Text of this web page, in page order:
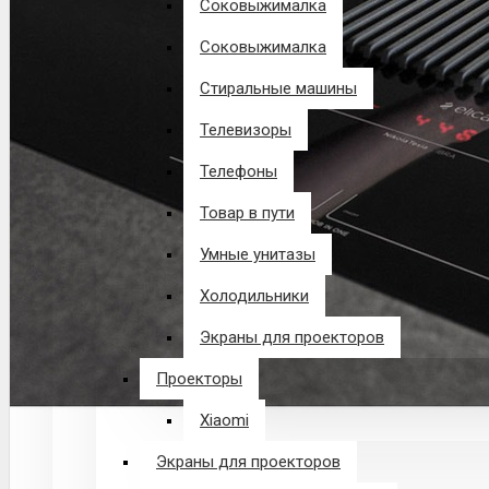
Соковыжималка
Соковыжималка
Стиральные машины
Телевизоры
Телефоны
Товар в пути
Умные унитазы
Холодильники
Экраны для проекторов
Проекторы
Xiaomi
Экраны для проекторов